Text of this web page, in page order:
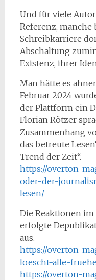
Und für viele
Referenz,
Schreibkarriere
Abschaltung
Existenz, ihrer
Man hätte es
Februar 2024
der Plattform ein
Florian Rötzer
Zusammenhang
das betreute
Trend der Zeit“.
https://overton-
oder-der-
lesen/
Die Reaktionen
erfolgte
aus.
https://overton-
loescht-alle-
https://overton-